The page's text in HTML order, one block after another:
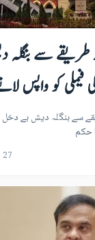
طریقے سے
کو واپس
سے بنگلہ دیش بے دخل
حکم
27 ستمبر 2025